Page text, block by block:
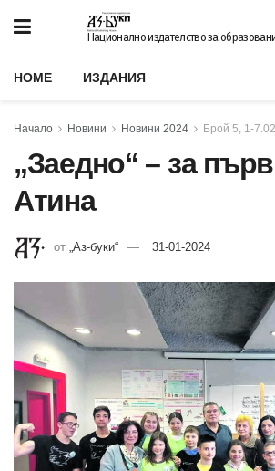
Национално издателство за
HOME ИЗДАНИЯ
Начало Новини Новини 2024 Брой 5, 1-
„Заедно“ – за
Атина
от „Аз-буки“ 31-01-2024